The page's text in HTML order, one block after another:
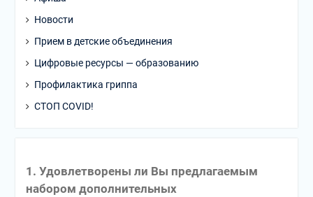
Новости
Прием в детские объединения
Цифровые ресурсы — образованию
Профилактика гриппа
СТОП COVID!
1. Удовлетворены ли Вы предлагаемым
набором дополнительных